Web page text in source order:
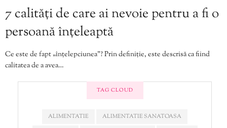
7 calități de care ai nevoie pentru a fi o
persoană înțeleaptă
Ce este de fapt „înțelepciunea”? Prin definiție, este descrisă ca fiind
calitatea de a avea…
TAG CLOUD
ALIMENTATIE
ALIMENTATIE SANATOASA